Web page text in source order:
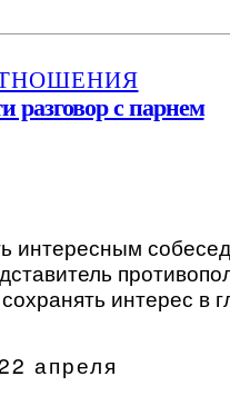
разговор с парнем
интересным
интерес в
апреля